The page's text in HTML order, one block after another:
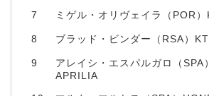
7 ミゲル・オリヴェイラ（POR）
8 ブラッド・ビンダー（RSA）
9
アレイシ・エスパルガロ（SPA）
APRILIA